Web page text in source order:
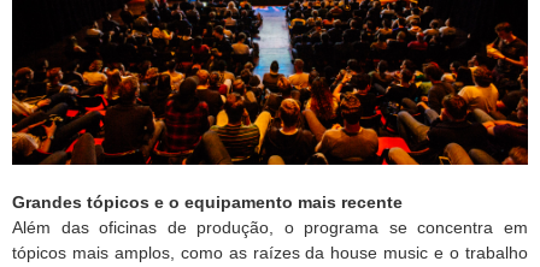
Grandes tópicos e o equipamento mais recente
Além das oficinas de produção, o programa se concentra em
tópicos mais amplos, como as raízes da house music e o trabalho